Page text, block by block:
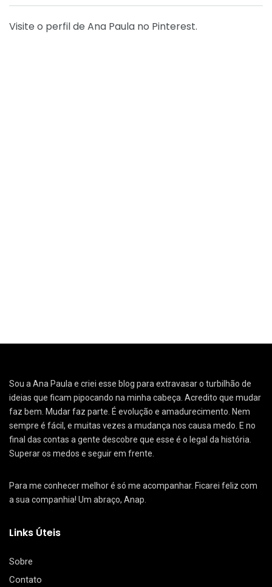
Visite o perfil de Ana Paula no Pinterest.
Sou a Ana Paula e criei esse blog para extravasar o turbilhão de
ideias que ficam pipocando na minha cabeça. Acredito que mudar
faz bem. Mudar faz parte. É evolução e amadurecimento. Nem
sempre é fácil, e muitas vezes a mudança nos causa medo. E no
final das contas a gente descobre que esse é o legal da história.
Superar os medos e seguir em frente.
Para me conhecer melhor é só me acompanhar. Ficarei feliz com
a sua companhia! Um abraço, Anap.
Links Úteis
Sobre
Contato